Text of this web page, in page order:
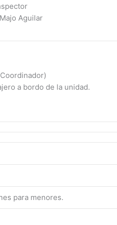
Aguilar
a bordo de la unidad.
para menores.